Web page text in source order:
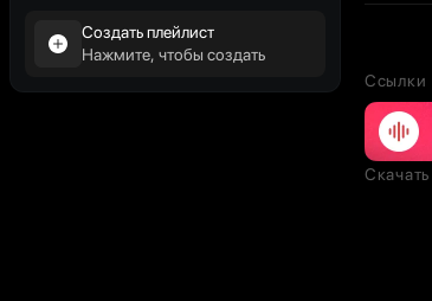
Создать плейлист
Нажмите, чтобы создать
Ссылки